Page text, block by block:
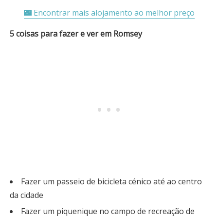
🌃 Encontrar mais alojamento ao melhor preço
5 coisas para fazer e ver em Romsey
Fazer um passeio de bicicleta cénico até ao centro
da cidade
Fazer um piquenique no campo de recreação de